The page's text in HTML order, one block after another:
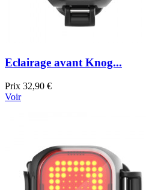
Eclairage avant Knog...
Prix 32,90 €
Voir